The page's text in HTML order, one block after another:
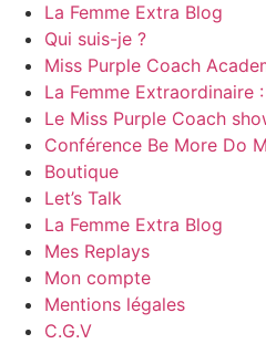
La Femme Extra Blog
Qui suis-je ?
Miss Purple Coach
La Femme Extraordinaire
Le Miss Purple Coach
Conférence Be More Do
Boutique
Let’s Talk
La Femme Extra Blog
Mes Replays
Mon compte
Mentions légales
C.G.V